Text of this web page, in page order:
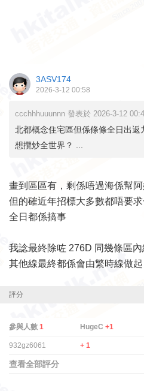
3ASV174
2026-3-12 00:58
ccchhhuuunnn 發表於 2026-3-12
北都概念住宅區但係條條全日出
想攬炒全世界？ ...
畫到區區有，剩係唔過海係幫
但的確近年招標大多數都唔要
全日都係搞事
我諗最終除咗 276D 同幾條區
其他線最終都係會由繁時線做起
評分
參與人數 1 HugeC+1
932gz6061 + 1
查看全部評分